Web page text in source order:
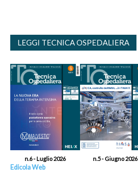
LEGGI TECNICA OSPEDALIERA
n.6 - Luglio 2026 n.5 - Giugno 2026
Edicola Web